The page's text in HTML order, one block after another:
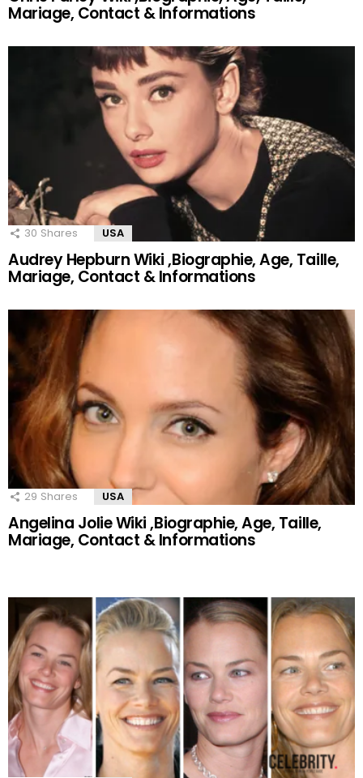
Mariage, Contact & Informations
30 Shares USA
Audrey Hepburn Wiki ,Biographie, Age, Taille,
Mariage, Contact & Informations
29 Shares USA
Angelina Jolie Wiki ,Biographie, Age, Taille,
Mariage, Contact & Informations